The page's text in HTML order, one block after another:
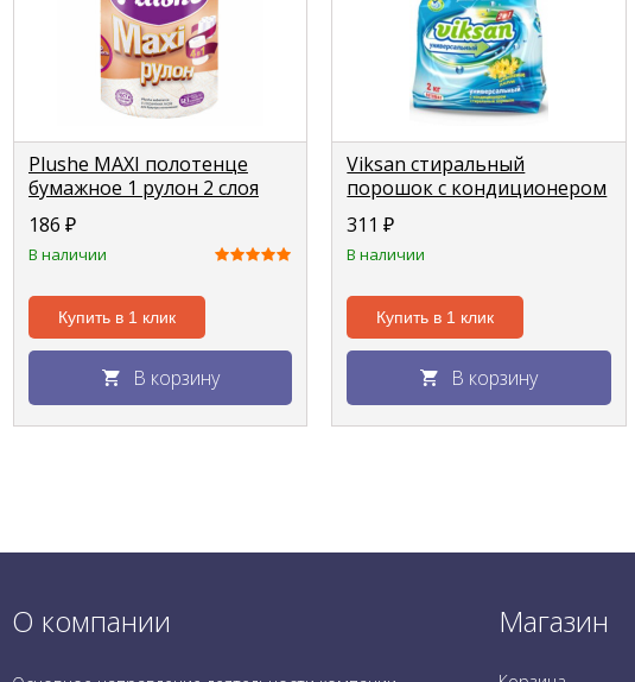
Plushe MAXI полотенце
бумажное 1 рулон 2 слоя
40м
186 ₽
В наличии
Купить в 1 клик
В корзину
Viksan стиральный
порошок с кондиционером
2в1 "Цветение липы" 2кг
311₽
В наличии
Купить в 1 клик
В корзину
О компании Магазин